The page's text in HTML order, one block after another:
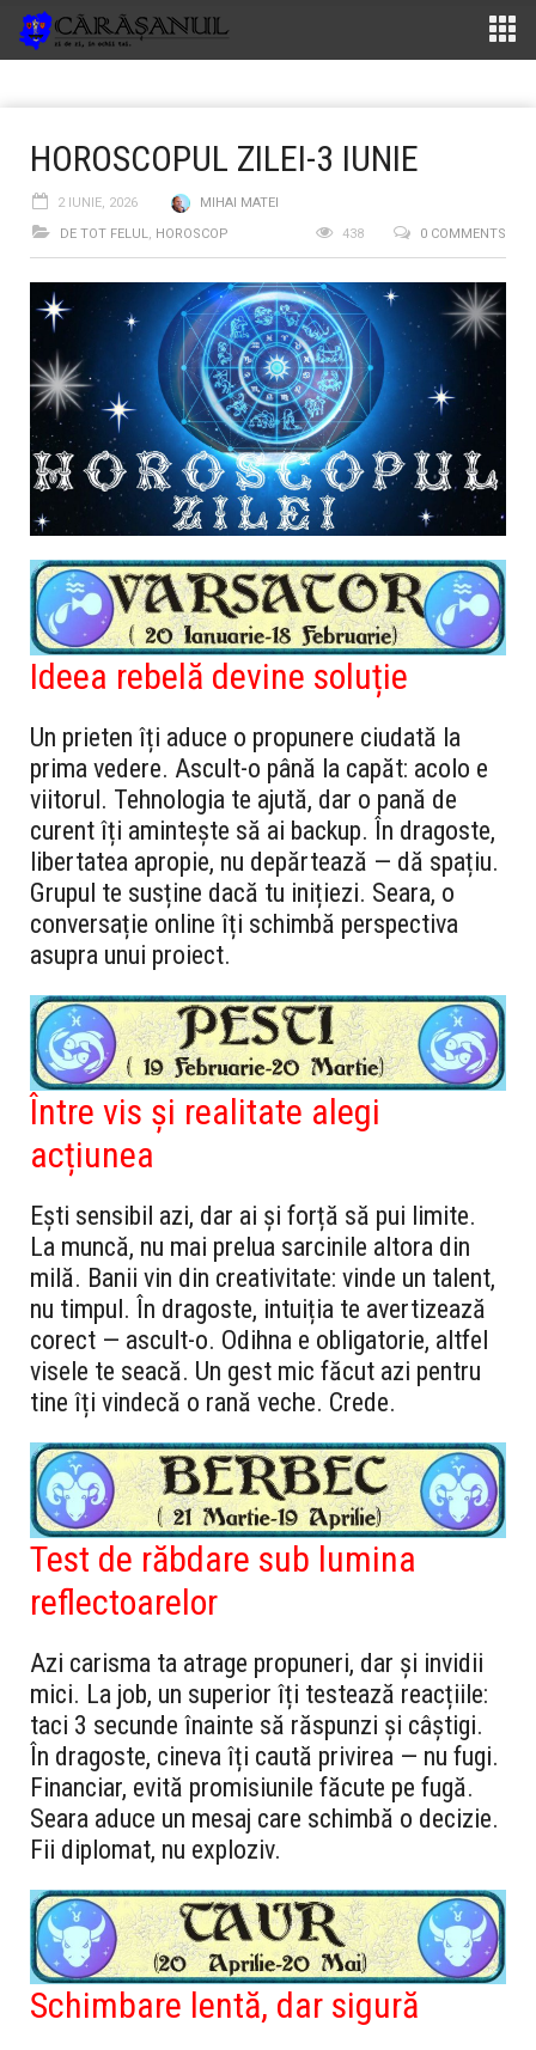
HOROSCOPUL ZILEI-3 IUNIE
2 IUNIE, 2026
MIHAI MATEI
DE TOT FELUL, HOROSCOP 0 COMMENTS
438
Ideea rebelă devine soluție
Un prieten îți aduce o propunere ciudată la
prima vedere. Ascult-o până la capăt: acolo e
viitorul. Tehnologia te ajută, dar o pană de
curent îți amintește să ai backup. În dragoste,
libertatea apropie, nu depărtează — dă spațiu.
Grupul te susține dacă tu inițiezi. Seara, o
conversație online îți schimbă perspectiva
asupra unui proiect.
Între vis și realitate alegi
acțiunea
Ești sensibil azi, dar ai și forță să pui limite.
La muncă, nu mai prelua sarcinile altora din
milă. Banii vin din creativitate: vinde un talent,
nu timpul. În dragoste, intuiția te avertizează
corect — ascult-o. Odihna e obligatorie, altfel
visele te seacă. Un gest mic făcut azi pentru
tine îți vindecă o rană veche. Crede.
Test de răbdare sub lumina
reflectoarelor
Azi carisma ta atrage propuneri, dar și invidii
mici. La job, un superior îți testează reacțiile:
taci 3 secunde înainte să răspunzi și câștigi.
În dragoste, cineva îți caută privirea — nu fugi.
Financiar, evită promisiunile făcute pe fugă.
Seara aduce un mesaj care schimbă o decizie.
Fii diplomat, nu exploziv.
Schimbare lentă, dar sigură